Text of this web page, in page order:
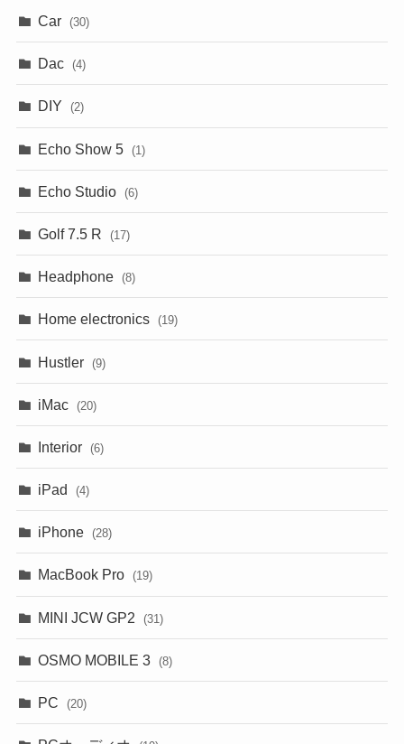
Car (30)
Dac (4)
DIY (2)
Echo Show 5 (1)
Echo Studio (6)
Golf 7.5 R (17)
Headphone (8)
Home electronics (19)
Hustler (9)
iMac (20)
Interior (6)
iPad (4)
iPhone (28)
MacBook Pro (19)
MINI JCW GP2 (31)
OSMO MOBILE 3 (8)
PC (20)